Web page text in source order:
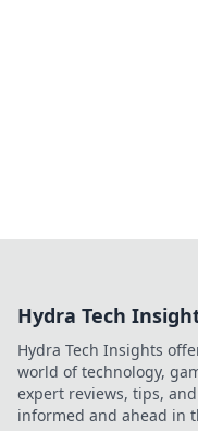
Hydra Tech
Hydra Tech Insights
world of technology,
expert reviews, tips,
informed and ahead in